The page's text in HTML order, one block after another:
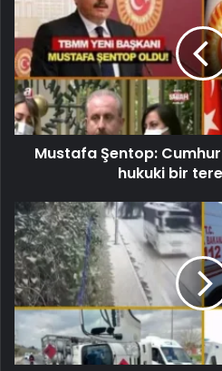
Mustafa Şentop:
hukuki bir